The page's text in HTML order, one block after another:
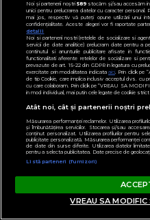
Noi și partenerii noștri589stocăm și/sau accesăm
unici pentru prelucrarea datelor cu caracter
mai jos, respectiv vă puteți opune utilizării unui
confidențialitate. Aceste alegeri vor fi raportate
detalii
Noi si partenerii nostri (retelele de socializare si
servicii de date analitice) prelucram date pentru a
continutul si anunturile publicitare afisate in
functionalitati aferente retelelor de socializare si
prevazute de art. 15-22 din GDPR in legatura cu
exercitate prin modalitatea indicataaici. Prin click pe
de tip Cookie, care implica inclusiv acceptul dvs. cu
cu care colaboram. Prin click pe “VREAU SA
in mod individual, mai putin cele legate de cookie
Atât noi, cât și partenerii noștri
Măsurarea performanței reclamelor. Utilizarea
și îmbunătățirea serviciilor. Stocarea și/sau
conținut personalizat. Utilizarea profilurilor pentru
publicitate personalizată. Măsurarea performanței
de date din surse diferite. Utilizarea datelor
pentru a selecta publicitatea. Date precise de
Listă parteneri (furnizori)
VREAU SA